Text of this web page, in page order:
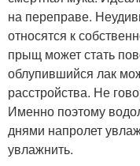
на переправе.
относятся к
прыщ может стать
облупившийся лак
расстройства. Не
Именно поэтому
днями напролет
увлажнить.